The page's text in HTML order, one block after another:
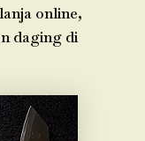
online,
daging di